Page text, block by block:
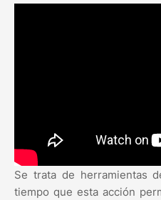
Se trata de herramientas
tiempo que esta acción